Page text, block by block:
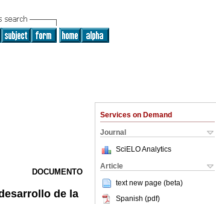
Services on Demand
Journal
SciELO Analytics
Article
text new page (beta)
Spanish (pdf)
DOCUMENTO
de la